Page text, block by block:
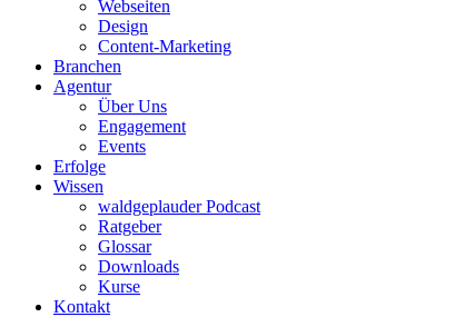
Webseiten
Design
Content-Marketing
Branchen
Agentur
Über Uns
Engagement
Events
Erfolge
Wissen
waldgeplauder Podcast
Ratgeber
Glossar
Downloads
Kurse
Kontakt